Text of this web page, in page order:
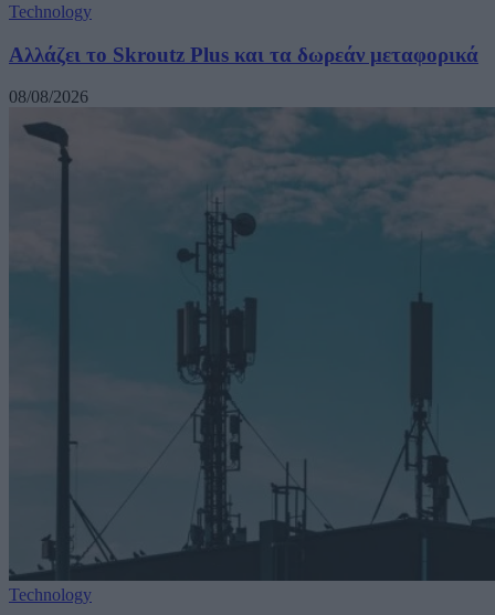
Technology
Αλλάζει το Skroutz Plus και τα δωρεάν μεταφορικά
08/08/2026
Technology